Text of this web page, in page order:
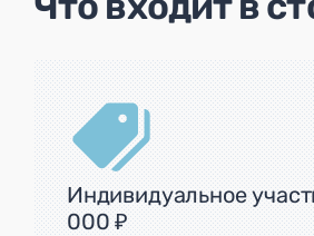
Индивидуальное
000 ₽